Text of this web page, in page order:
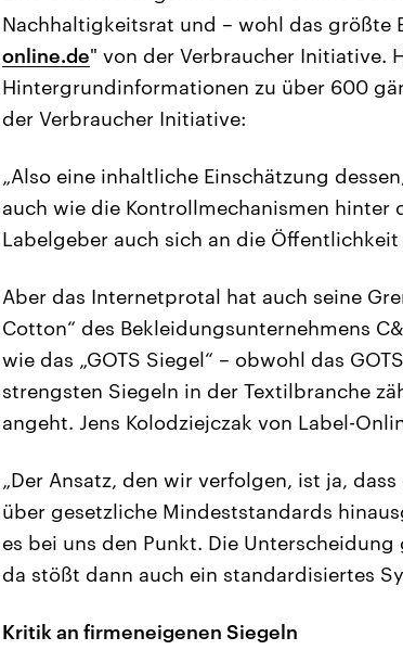
Nachhaltigkeitsrat und – wohl das größte
online.de" von der Verbraucher Initiative.
Hintergrundinformationen zu über 600
der Verbraucher Initiative:
„Also eine inhaltliche Einschätzung
auch wie die Kontrollmechanismen hinter
Labelgeber auch sich an die Öffentlichkeit
Aber das Internetprotal hat auch seine
Cotton“ des Bekleidungsunternehmens
wie das „GOTS Siegel“ – obwohl das
strengsten Siegeln in der Textilbranche
angeht. Jens Kolodziejczak von Label-
„Der Ansatz, den wir verfolgen, ist ja,
über gesetzliche Mindeststandards
es bei uns den Punkt. Die
da stößt dann auch ein standardisiertes
Kritik an firmeneigenen Siegeln